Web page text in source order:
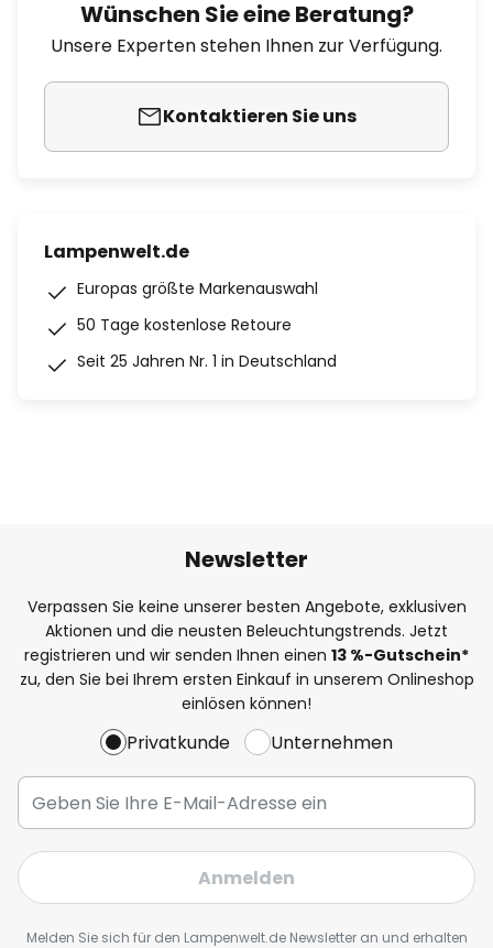
Wünschen Sie eine Beratung?
Unsere Experten stehen Ihnen zur Verfügung.
Kontaktieren Sie uns
Lampenwelt.de
Europas größte Markenauswahl
50 Tage kostenlose Retoure
Seit 25 Jahren Nr. 1 in Deutschland
Newsletter
Verpassen Sie keine unserer besten Angebote, exklusiven
Aktionen und die neusten Beleuchtungstrends. Jetzt
registrieren und wir senden Ihnen einen 13 %-Gutschein*
zu, den Sie bei Ihrem ersten Einkauf in unserem Onlineshop
einlösen können!
Privatkunde Unternehmen
Anmelden
Melden Sie sich für den Lampenwelt.de Newsletter an und erhalten